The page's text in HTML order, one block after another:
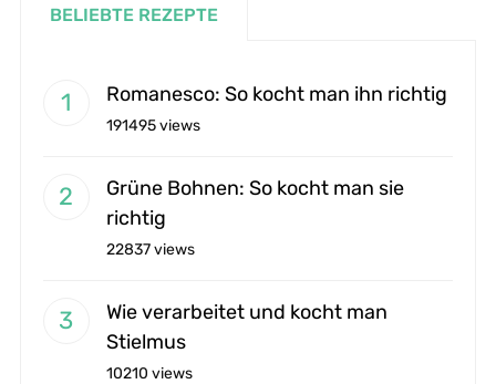
BELIEBTE REZEPTE
Romanesco: So kocht man ihn richtig
191495 views
Grüne Bohnen: So kocht man sie
richtig
22837 views
Wie verarbeitet und kocht man
Stielmus
10210 views